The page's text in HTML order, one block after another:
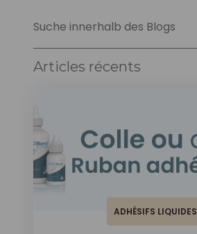
Suche innerhalb des Blogs
Articles récents
ADHÉSIFS LIQUIDES